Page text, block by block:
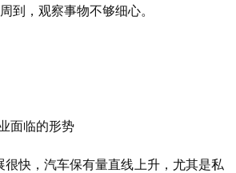
到，观察事物不够细心。
面临的形势
很快，汽车保有量直线上升，尤其是私